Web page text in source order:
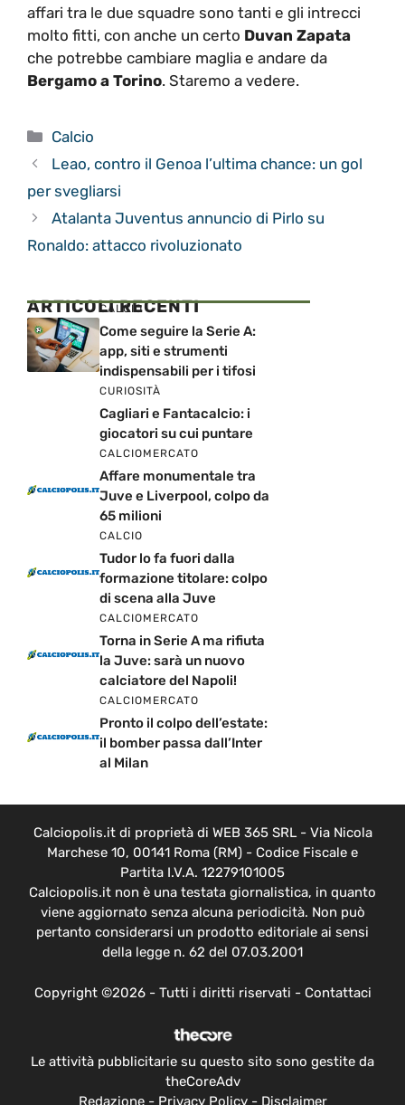
affari tra le due squadre sono tanti e gli intrecci
molto fitti, con anche un certo Duvan Zapata
che potrebbe cambiare maglia e andare da
Bergamo a Torino. Staremo a vedere.
Categorie
Calcio
Leao, contro il Genoa l’ultima chance: un gol
per svegliarsi
Atalanta Juventus annuncio di Pirlo su
Ronaldo: attacco rivoluzionato
ARTICOLI RECENTI
CALCIO
Come seguire la Serie A:
app, siti e strumenti
indispensabili per i tifosi
CURIOSITÀ
Cagliari e Fantacalcio: i
giocatori su cui puntare
CALCIOMERCATO
Affare monumentale tra
Juve e Liverpool, colpo da
65 milioni
CALCIO
Tudor lo fa fuori dalla
formazione titolare: colpo
di scena alla Juve
CALCIOMERCATO
Torna in Serie A ma rifiuta
la Juve: sarà un nuovo
calciatore del Napoli!
CALCIOMERCATO
Pronto il colpo dell’estate:
il bomber passa dall’Inter
al Milan
Calciopolis.it di proprietà di WEB 365 SRL - Via Nicola
Marchese 10, 00141 Roma (RM) - Codice Fiscale e
Partita I.V.A. 12279101005
Calciopolis.it non è una testata giornalistica, in quanto
viene aggiornato senza alcuna periodicità. Non può
pertanto considerarsi un prodotto editoriale ai sensi
della legge n. 62 del 07.03.2001
Copyright ©2026 - Tutti i diritti riservati - Contattaci
Le attività pubblicitarie su questo sito sono gestite da
theCoreAdv
Redazione- Privacy Policy- Disclaimer